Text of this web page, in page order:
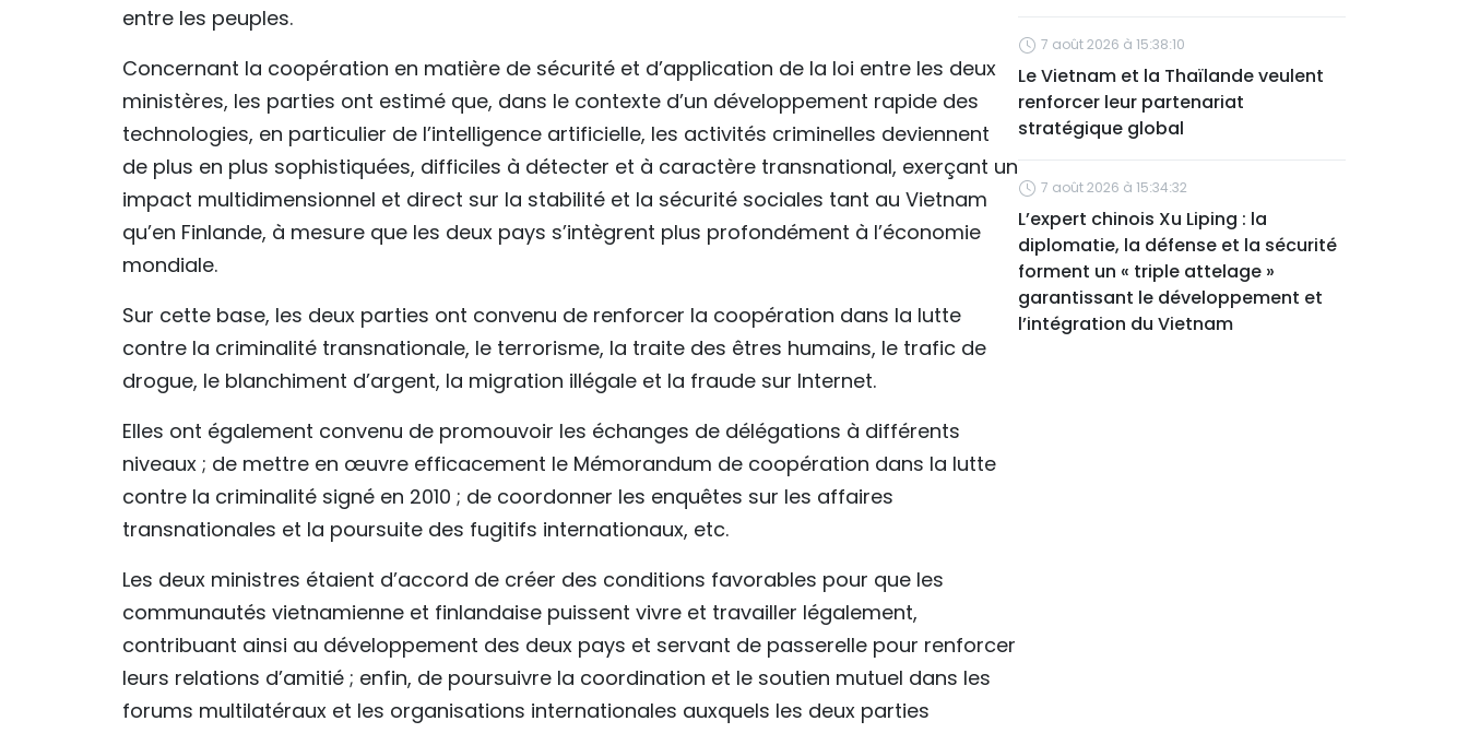
entre les peuples.
Concernant la coopération en matière de sécurité et d’application de la loi entre les deux
ministères, les parties ont estimé que, dans le contexte d’un développement rapide des
technologies, en particulier de l’intelligence artificielle, les activités criminelles deviennent
de plus en plus sophistiquées, difficiles à détecter et à caractère transnational, exerçant un
impact multidimensionnel et direct sur la stabilité et la sécurité sociales tant au Vietnam
qu’en Finlande, à mesure que les deux pays s’intègrent plus profondément à l’économie
mondiale.
Sur cette base, les deux parties ont convenu de renforcer la coopération dans la lutte
contre la criminalité transnationale, le terrorisme, la traite des êtres humains, le trafic de
drogue, le blanchiment d’argent, la migration illégale et la fraude sur Internet.
Elles ont également convenu de promouvoir les échanges de délégations à différents
niveaux ; de mettre en œuvre efficacement le Mémorandum de coopération dans la lutte
contre la criminalité signé en 2010 ; de coordonner les enquêtes sur les affaires
transnationales et la poursuite des fugitifs internationaux, etc.
Les deux ministres étaient d’accord de créer des conditions favorables pour que les
communautés vietnamienne et finlandaise puissent vivre et travailler légalement,
contribuant ainsi au développement des deux pays et servant de passerelle pour renforcer
leurs relations d’amitié ; enfin, de poursuivre la coordination et le soutien mutuel dans les
forums multilatéraux et les organisations internationales auxquels les deux parties
7 août 2026 à 15:38:10
Le Vietnam et la Thaïlande veulent
renforcer leur partenariat
stratégique global
7 août 2026 à 15:34:32
L’expert chinois Xu Liping : la
diplomatie, la défense et la sécurité
forment un « triple attelage »
garantissant le développement et
l’intégration du Vietnam